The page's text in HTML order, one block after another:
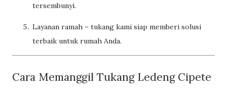
tersembunyi.
Layanan ramah – tukang kami siap memberi solusi
terbaik untuk rumah Anda.
Cara Memanggil Tukang Ledeng Cipete